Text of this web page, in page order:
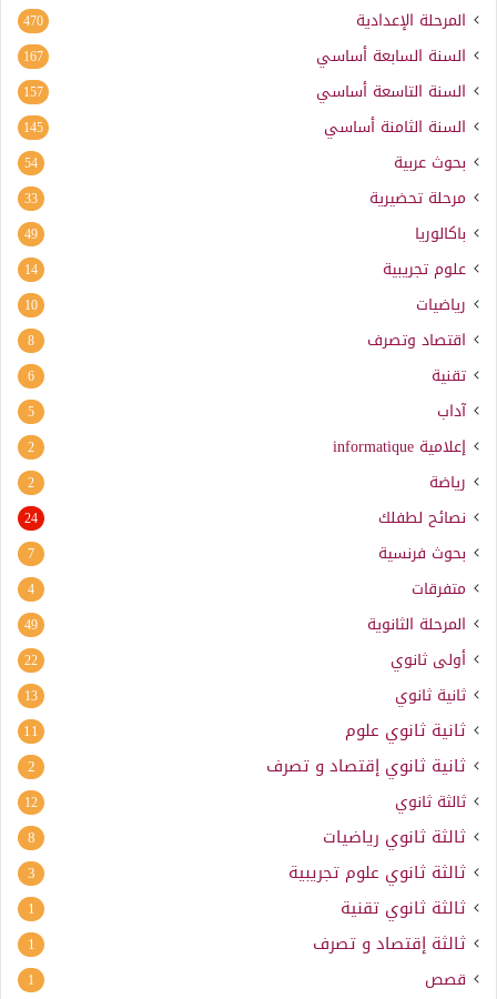
المرحلة الإعدادية 470
السنة السابعة أساسي 167
السنة التاسعة أساسي 157
السنة الثامنة أساسي 145
بحوث عربية 54
مرحلة تحضيرية 33
باكالوريا 49
علوم تجريبية 14
رياضيات 10
اقتصاد وتصرف 8
تقنية 6
آداب 5
إعلامية informatique
2
رياضة 2
نصائح لطفلك 24
بحوث فرنسية 7
متفرقات 4
المرحلة الثانوية 49
أولى ثانوي 22
ثانية ثانوي 13
ثانية ثانوي علوم 11
ثانية ثانوي إقتصاد و تصرف 2
ثالثة ثانوي 12
ثالثة ثانوي رياضيات 8
ثالثة ثانوي علوم تجريبية 3
ثالثة ثانوي تقنية 1
ثالثة إقتصاد و تصرف 1
قصص 1